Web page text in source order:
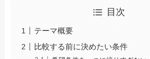
目次
テーマ概要
比較する前に決めたい条件